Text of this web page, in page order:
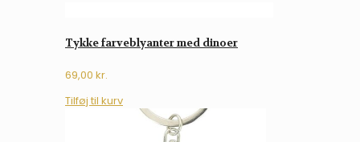
Tykke farveblyanter med dinoer
69,00 kr.
Tilføj til kurv